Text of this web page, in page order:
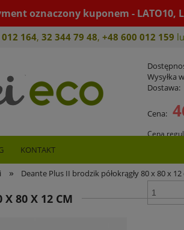
oznaczony kuponem - LATO10,
164, 32 344 79 48, +48 600 012 159
KONTAKT
» Deante Plus II brodzik półokrągły 80 x 80 x 12
X 80 X 12 CM
Wysyłka
Dostawa:
Cena:
Cena